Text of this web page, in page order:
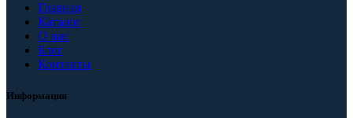
Главная
Каталог
О нас
Блог
Контакты
Информация